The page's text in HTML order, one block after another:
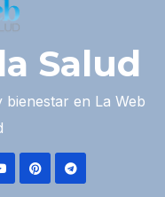
Salud
en La Web